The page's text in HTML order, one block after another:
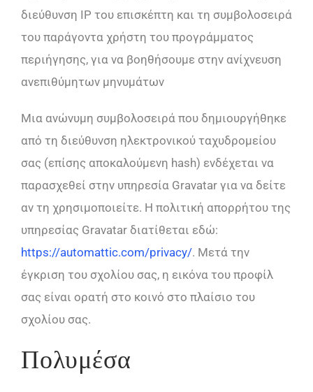
διεύθυνση IP του επισκέπτη και τη συμβολοσειρά
του παράγοντα χρήστη του προγράμματος
περιήγησης, για να βοηθήσουμε στην ανίχνευση
ανεπιθύμητων μηνυμάτων
Μια ανώνυμη συμβολοσειρά που δημιουργήθηκε
από τη διεύθυνση ηλεκτρονικού ταχυδρομείου
σας (επίσης αποκαλούμενη hash) ενδέχεται να
παρασχεθεί στην υπηρεσία Gravatar για να δείτε
αν τη χρησιμοποιείτε. Η πολιτική απορρήτου της
υπηρεσίας Gravatar διατίθεται εδώ:
https://automattic.com/privacy/. Μετά την
έγκριση του σχολίου σας, η εικόνα του προφίλ
σας είναι ορατή στο κοινό στο πλαίσιο του
σχολίου σας.
Πολυμέσα